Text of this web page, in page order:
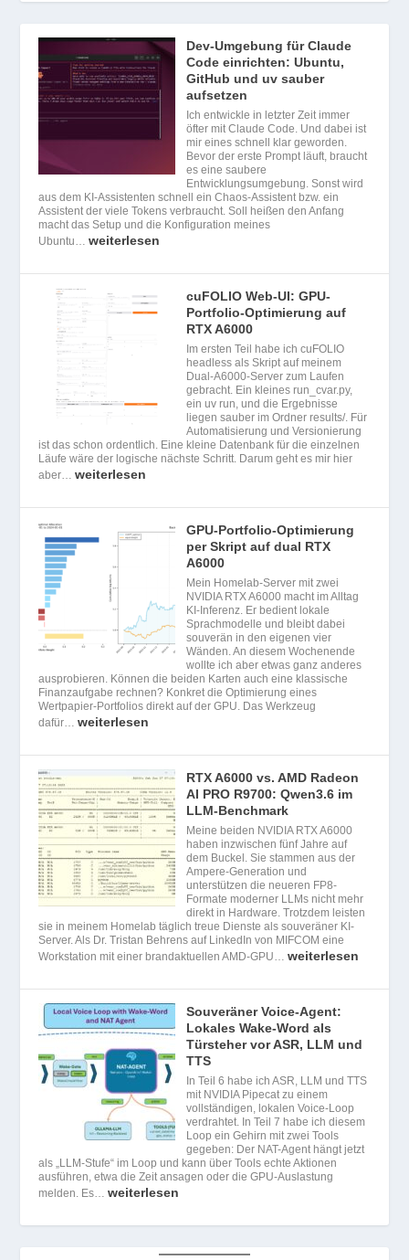
Dev-Umgebung für Claude
Code einrichten: Ubuntu,
GitHub und uv sauber
aufsetzen
Ich entwickle in letzter Zeit immer
öfter mit Claude Code. Und dabei ist
mir eines schnell klar geworden.
Bevor der erste Prompt läuft, braucht
es eine saubere
Entwicklungsumgebung. Sonst wird
aus dem KI-Assistenten schnell ein Chaos-Assistent bzw. ein
Assistent der viele Tokens verbraucht. Soll heißen den Anfang
macht das Setup und die Konfiguration meines
Ubuntu…weiterlesen
cuFOLIO Web-UI: GPU-
Portfolio-Optimierung auf
RTX A6000
Im ersten Teil habe ich cuFOLIO
headless als Skript auf meinem
Dual-A6000-Server zum Laufen
gebracht. Ein kleines run_cvar.py,
ein uv run, und die Ergebnisse
liegen sauber im Ordner results/. Für
Automatisierung und Versionierung
ist das schon ordentlich. Eine kleine Datenbank für die einzelnen
Läufe wäre der logische nächste Schritt. Darum geht es mir hier
aber…weiterlesen
GPU-Portfolio-Optimierung
per Skript auf dual RTX
A6000
Mein Homelab-Server mit zwei
NVIDIA RTX A6000 macht im Alltag
KI-Inferenz. Er bedient lokale
Sprachmodelle und bleibt dabei
souverän in den eigenen vier
Wänden. An diesem Wochenende
wollte ich aber etwas ganz anderes
ausprobieren. Können die beiden Karten auch eine klassische
Finanzaufgabe rechnen? Konkret die Optimierung eines
Wertpapier-Portfolios direkt auf der GPU. Das Werkzeug
dafür…weiterlesen
RTX A6000 vs. AMD Radeon
AI PRO R9700: Qwen3.6 im
LLM-Benchmark
Meine beiden NVIDIA RTX A6000
haben inzwischen fünf Jahre auf
dem Buckel. Sie stammen aus der
Ampere-Generation und
unterstützen die neueren FP8-
Formate moderner LLMs nicht mehr
direkt in Hardware. Trotzdem leisten
sie in meinem Homelab täglich treue Dienste als souveräner KI-
Server. Als Dr. Tristan Behrens auf LinkedIn von MIFCOM eine
Workstation mit einer brandaktuellen AMD-GPU…weiterlesen
Souveräner Voice-Agent:
Lokales Wake-Word als
Türsteher vor ASR, LLM und
TTS
In Teil 6 habe ich ASR, LLM und TTS
mit NVIDIA Pipecat zu einem
vollständigen, lokalen Voice-Loop
verdrahtet. In Teil 7 habe ich diesem
Loop ein Gehirn mit zwei Tools
gegeben: Der NAT-Agent hängt jetzt
als „LLM-Stufe“ im Loop und kann über Tools echte Aktionen
ausführen, etwa die Zeit ansagen oder die GPU-Auslastung
melden. Es…weiterlesen